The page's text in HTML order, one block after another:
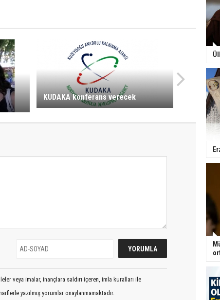
KUDAKA konferans verecek
veya imalar, inançlara saldırı içeren, imla kuralları ile
yazılmış yorumlar onaylanmamaktadır.